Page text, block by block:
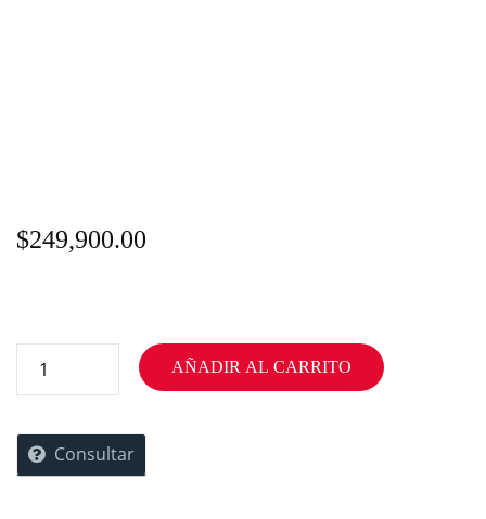
$249,900.00
AÑADIR AL CARRITO
Consultar